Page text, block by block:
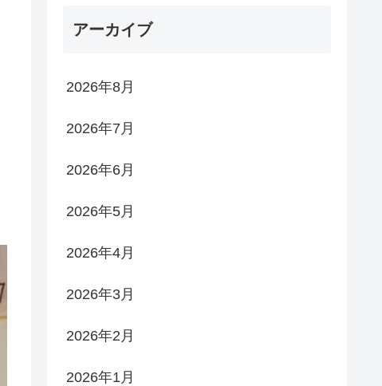
アーカイブ
2026年8月
2026年7月
2026年6月
2026年5月
2026年4月
2026年3月
2026年2月
2026年1月